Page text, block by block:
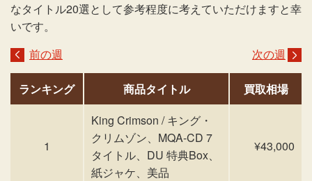
なタイトル20選として参考程度に考えていただけますと幸
いです。
前の週
次の週
ランキング 商品タイトル 買取相場
1
King Crimson / キング・
クリムゾン、MQA-CD 7
タイトル、DU 特典Box、
紙ジャケ、美品
¥43,000